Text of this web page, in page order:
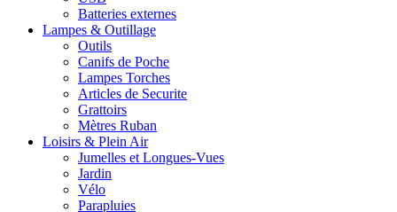
Batteries externes
Lampes & Outillage
Outils
Canifs de Poche
Lampes Torches
Articles de Securite
Grattoirs
Mètres Ruban
Loisirs & Plein Air
Jumelles et Longues-Vues
Jardin
Vélo
Parapluies